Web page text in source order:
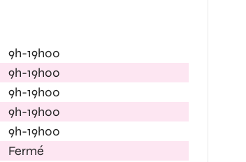
9h-19h00
9h-19h00
9h-19h00
9h-19h00
9h-19h00
Fermé